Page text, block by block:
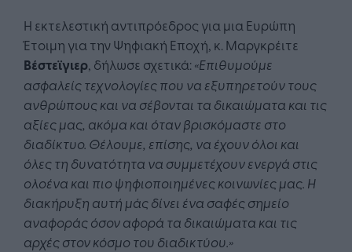
Η εκτελεστική αντιπρόεδρος για μια Ευρώπη
Έτοιμη για την Ψηφιακή Εποχή, κ. Μαργκρέιτε
Βέστεϊγιερ, δήλωσε σχετικά: «Επιθυμούμε
ασφαλείς τεχνολογίες που να εξυπηρετούν τους
ανθρώπους και να σέβονται τα δικαιώματα και τις
αξίες μας, ακόμα και όταν βρισκόμαστε στο
διαδίκτυο. Θέλουμε, επίσης, να έχουν όλοι και
όλες τη δυνατότητα να συμμετέχουν ενεργά στις
ολοένα και πιο ψηφιοποιημένες κοινωνίες μας. Η
διακήρυξη αυτή μάς δίνει ένα σαφές σημείο
αναφοράς όσον αφορά τα δικαιώματα και τις
αρχές στον κόσμο του διαδικτύου.»